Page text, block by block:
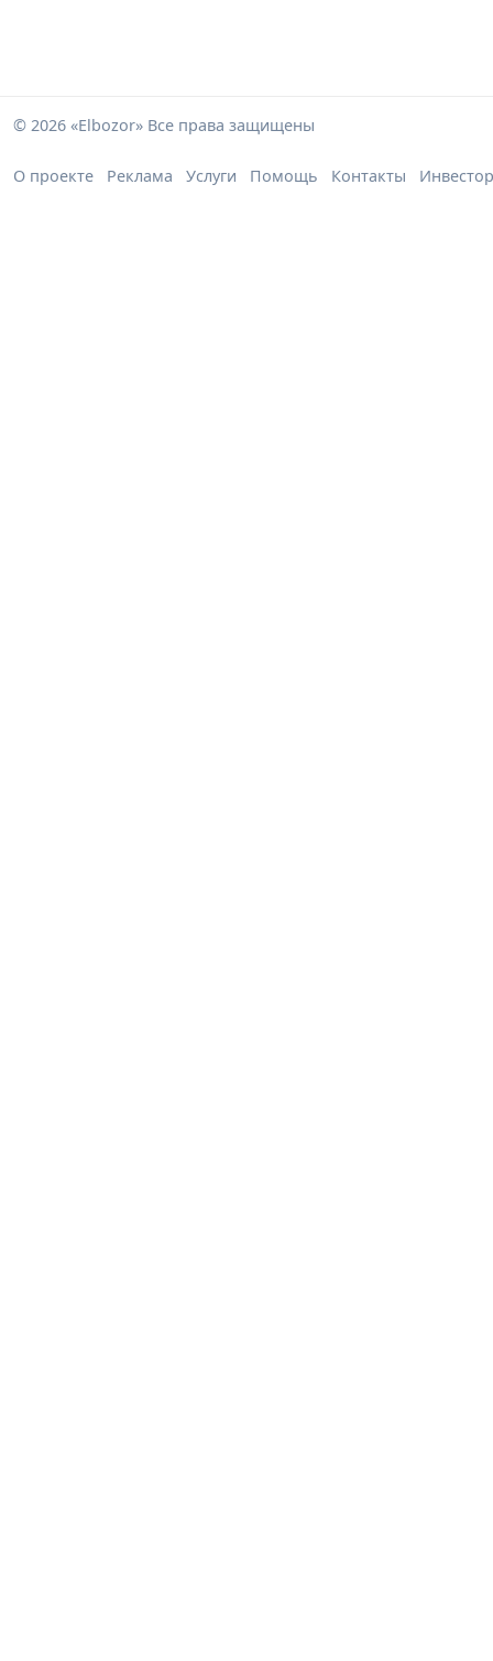
© 2026 «Elbozor» Все права защищены
О проекте Реклама Услуги Помощь Контакты